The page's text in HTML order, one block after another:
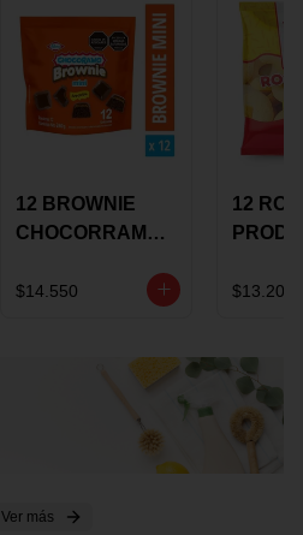
12 BROWNIE
CHOCORRAMO
X 20 GRS
$14.550
12
X 15
$13.200
Ver más